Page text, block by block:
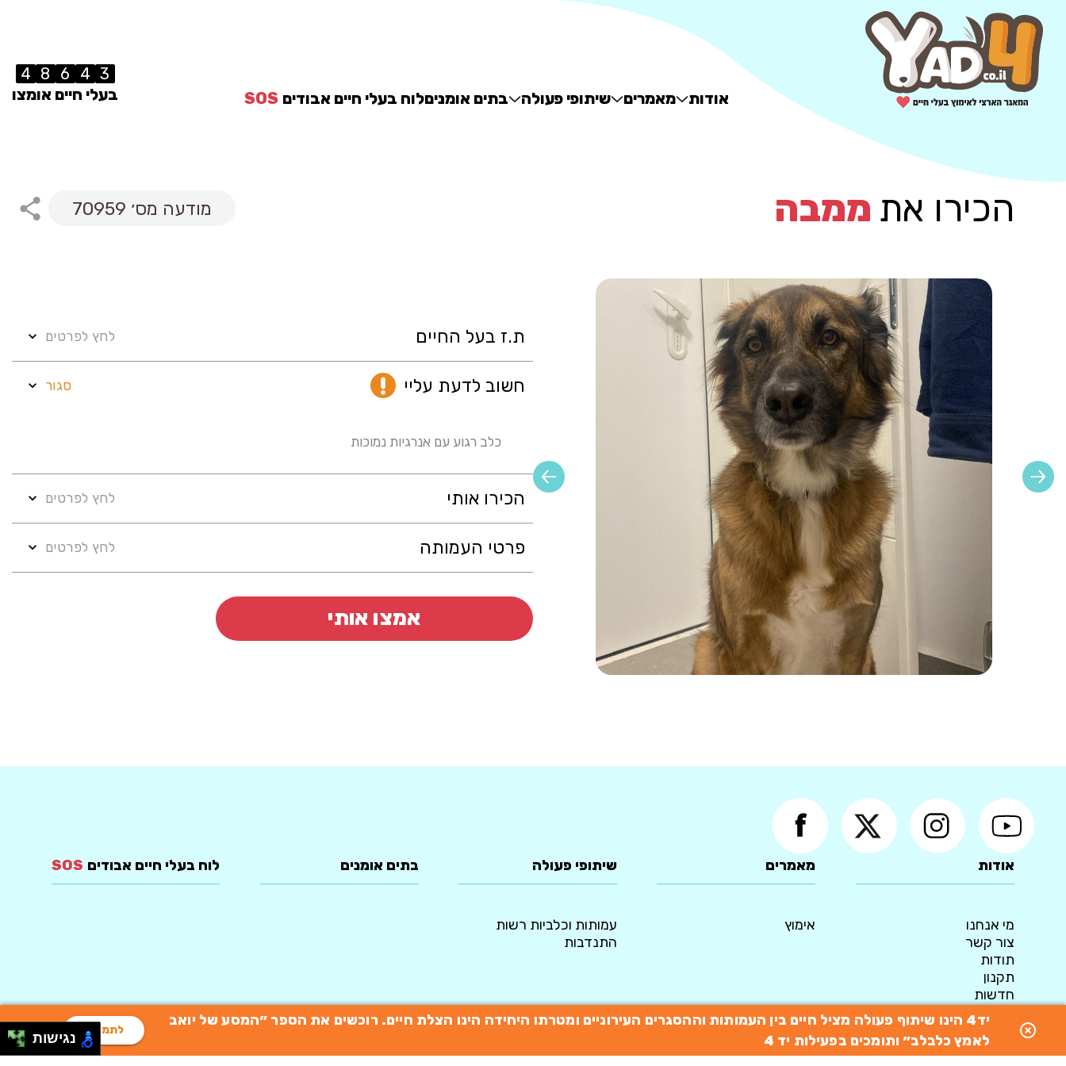
אודות מאמרים שיתופי פעולה בתים אומניםלוח בעלי חיים אבודים SOS
3
4
6
8
4
בעלי חיים אומצו
הכירו את ממבה מודעה מס׳ 70959
ת.ז בעל החיים לחץ לפרטים
חשוב לדעת עליי סגור
כלב רגוע עם אנרגיות נמוכות
הכירו אותי לחץ לפרטים
פרטי העמותה לחץ לפרטים
אמצו אותי
יד4 הינו שיתוף פעולה מציל חיים בין העמותות וההסגרים העירוניים ומטרתו היחידה הינו הצלת חיים. רוכשים את הספר ״המסע של יואב
לאמץ כלבלב״ ותומכים בפעילות יד 4
לתמיכה
אודות
מי אנחנו
צור קשר
תודות
תקנון
חדשות
מדיניות פרטיות
מאמרים
אימוץ
שיתופי פעולה
עמותות וכלביות רשות
התנדבות
בתים אומנים לוח בעלי חיים אבודים SOS
© 2015 כל הזכויות שמורות ליד4 - המאגר הארצי לאימוץ כלבים נגישות